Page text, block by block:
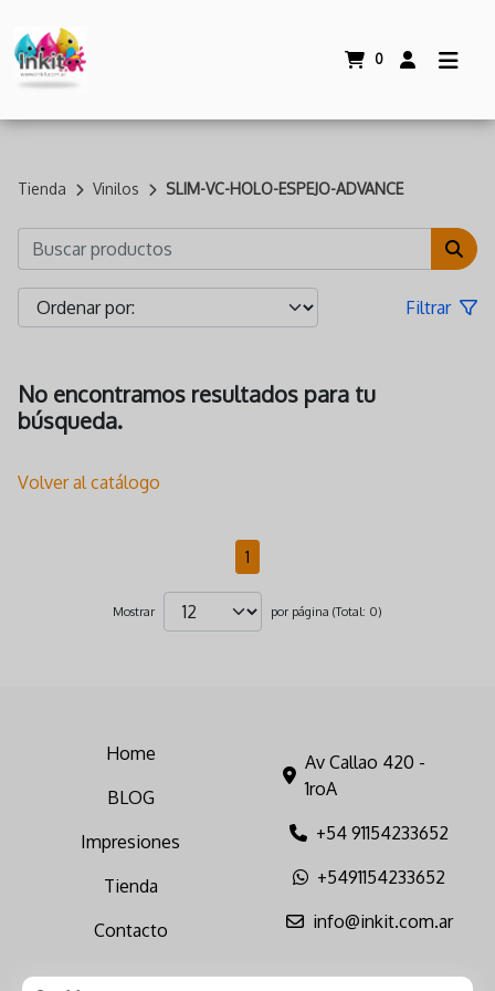
0
Tienda Vinilos SLIM-VC-HOLO-ESPEJO-ADVANCE
Filtrar
No encontramos resultados para tu
búsqueda.
Volver al catálogo
1
Mostrar por página (Total: 0)
Home
BLOG
Impresiones
Tienda
Contacto
Av Callao 420 -
1roA
+54 91154233652
+5491154233652
info@inkit.com.ar